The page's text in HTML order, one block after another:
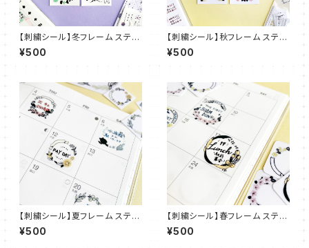
【刺繍シール】冬フレーム ステッ
カー【フレークシール】ST_EMB
06
¥500
【刺繍シール】秋フレーム ステッ
カー【フレークシール】ST_EMB
05
¥500
【刺繍シール】夏フレーム ステッ
カー【フレークシール】ST_EMB
03
¥500
【刺繍シール】春フレーム ステッ
カー【フレークシール】ST_EMB
01
¥500